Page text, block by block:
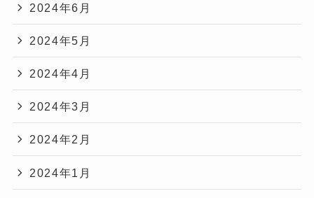
2024年6月
2024年5月
2024年4月
2024年3月
2024年2月
2024年1月